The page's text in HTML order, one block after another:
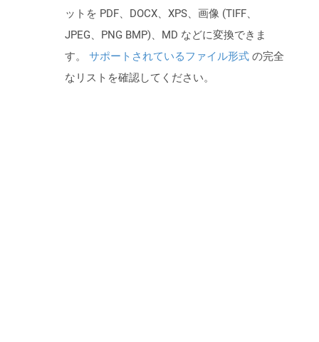
ットを PDF、DOCX、XPS、画像 (TIFF、
JPEG、PNG BMP)、MD などに変換できま
す。 サポートされているファイル形式 の完全
なリストを確認してください。